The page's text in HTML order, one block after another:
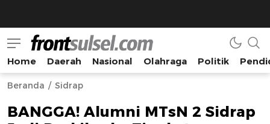
Frontsulsel.com
Terdepan Mengabarkan dari Sulawesi Selatan
Home Daerah Nasional Olahraga Politik
Beranda Sidrap
BANGGA! Alumni MTsN 2 Sidrap